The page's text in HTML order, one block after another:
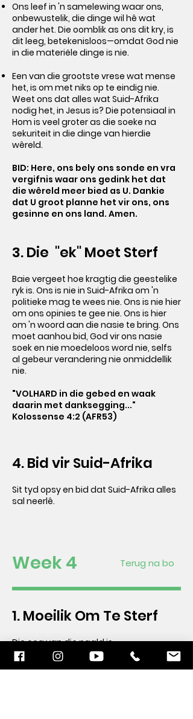
Ons leef in 'n samelewing waar ons,
onbewustelik, die dinge wil hê wat
ander het. Die oomblik as ons dit kry, is
dit leeg, betekenisloos—omdat God nie
in die materiële dinge is nie.
Een van die grootste vrese wat mense
het, is om met niks op te eindig nie.
Weet ons dat alles wat Suid-Afrika
nodig het, in Jesus is? Die potensiaal in
Hom is veel groter as die soeke na
sekuriteit in die dinge van hierdie
wêreld.
BID: Here, ons bely ons sonde en vra
vergifnis waar ons gedink het dat
die wêreld meer bied as U. Dankie
dat U groot planne het vir ons, ons
gesinne en ons land. Amen.
3. Die "ek" Moet Sterf
Baie vergeet hoe kragtig die geestelike
ryk is. Ons is nie in Suid-Afrika om 'n
politieke mag te wees nie. Ons is nie hier
om ons opinies te gee nie. Ons is hier
om 'n woord aan die nasie te bring. Ons
moet aanhou bid, God vir ons nasie
soek en nie moedeloos word nie, selfs
al gebeur verandering nie onmiddellik
nie.
"VOLHARD in die gebed en waak
daarin met danksegging..."
Kolossense 4:2 (AFR53)
4. Bid vir Suid-Afrika
Sit tyd opsy en bid dat Suid-Afrika alles
sal neerlê.
Week 4 Terug na bo
1. Moeilik Om Te Sterf
Die oog van die naald is
spreekwoordelik deur Jesus gebruik om
te illustreer dat dit uiters moeilik is vir